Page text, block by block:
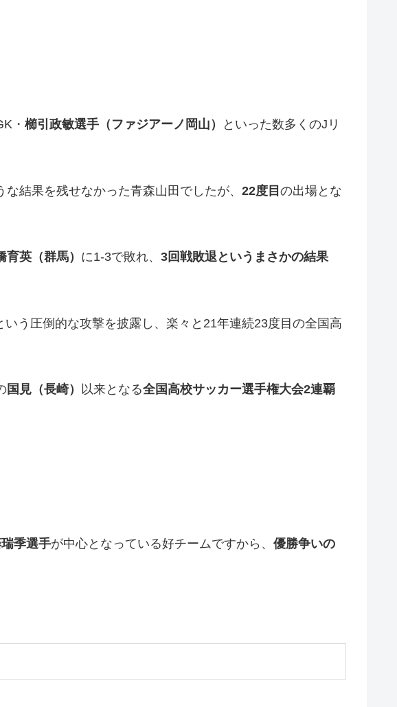
・ 櫛引政敏選手（ファジアーノ岡山）
といった数多くのJリ
結果を残せなかった青森山田でしたが、 22度目 の出場とな
育英（群馬） に1-3で敗れ、 3回戦敗退というまさかの結果
いう圧倒的な攻撃を披露し、楽々と21年連続23度目の全国高
国見（長崎） 以来となる全国高校サッカー選手権大会2連覇
季選手が中心となっている好チームですから、 優勝争いの